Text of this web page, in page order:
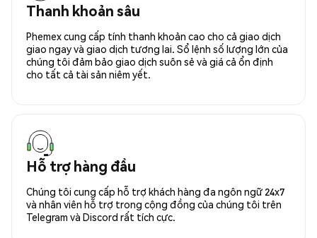
Thanh khoản sâu
Phemex cung cấp tính thanh khoản cao cho cả giao dịch
giao ngay và giao dịch tương lai. Sổ lệnh số lượng lớn của
chúng tôi đảm bảo giao dịch suôn sẻ và giá cả ổn định
cho tất cả tài sản niêm yết.
Hỗ trợ hàng đầu
Chúng tôi cung cấp hỗ trợ khách hàng đa ngôn ngữ 24x7
và nhân viên hỗ trợ trong cộng đồng của chúng tôi trên
Telegram và Discord rất tích cực.